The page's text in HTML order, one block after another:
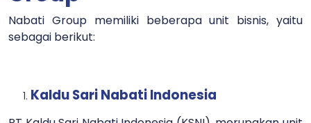
Nabati Group memiliki beberapa unit bisnis, yaitu
sebagai berikut:
Kaldu Sari Nabati Indonesia